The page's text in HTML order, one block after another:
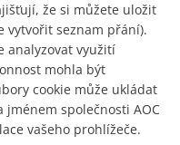
že si můžete uložit
vytvořit seznam přání).
analyzovat využití
mohla být
cookie může ukládat
společnosti AOC
vašeho prohlížeče.